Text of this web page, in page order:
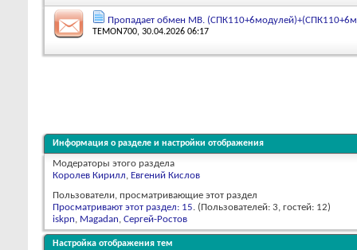
Пропадает обмен MB.
TEMON700, 30.04.2026 06:17
Информация о разделе и настройки отображения
Модераторы этого раздела
Королев Кирилл, Евгений Кислов
Пользователи, просматривающие этот раздел
Просматривают этот раздел: 15. (Пользователей: 3, гостей: 12)
iskpn, Magadan, Сергей-Ростов
Настройка отображения тем